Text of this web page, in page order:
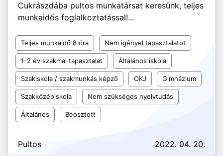
Cukrászdába pultos munkatársat keresünk, teljes
munkaidős foglalkoztatással!...
Teljes munkaidő 8 óra Nem igényel tapasztalatot
1-2 év szakmai tapasztalat Általános iskola
Szakiskola / szakmunkás képző OKJ Gimnázium
Szakközépiskola Nem szükséges nyelvtudás
Általános Beosztott
Pultos 2022. 04. 20.